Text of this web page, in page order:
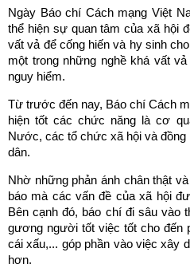
Ngày Báo chí Cách mạng Việt
thể hiện sự quan tâm của xã hội
vất vả để cống hiến và hy sinh
một trong những nghề khá vất
nguy hiểm.
Từ trước đến nay, Báo chí Cách
hiện tốt các chức năng là cơ
Nước, các tổ chức xã hội và đồng
dân.
Nhờ những phản ánh chân thật
báo mà các vấn đề của xã hội
Bên cạnh đó, báo chí đi sâu vào
gương người tốt việc tốt cho đến
cái xấu,... góp phần vào việc xây
hơn.